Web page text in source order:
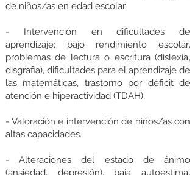
de niños/as en edad escolar.
- Intervención en dificultades de
aprendizaje: bajo rendimiento escolar,
problemas de lectura o escritura (dislexia,
disgrafia), dificultades para el aprendizaje de
las matemáticas, trastorno por déficit de
atención e hiperactividad (TDAH),
- Valoración e intervención de niños/as con
altas capacidades.
- Alteraciones del estado de ánimo
(ansiedad, depresión), baja autoestima,